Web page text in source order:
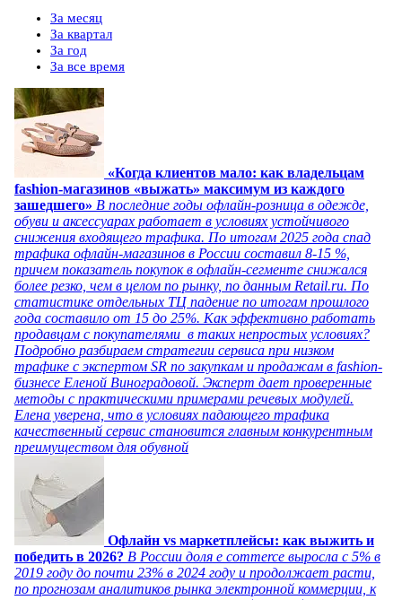
За месяц
За квартал
За год
За все время
«Когда клиентов мало: как владельцам
fashion-магазинов «выжать» максимум из каждого
зашедшего» В последние годы офлайн-розница в одежде,
обуви и аксессуарах работает в условиях устойчивого
снижения входящего трафика. По итогам 2025 года спад
трафика офлайн-магазинов в России составил 8-15 %,
причем показатель покупок в офлайн-сегменте снижался
более резко, чем в целом по рынку, по данным Retail.ru. По
статистике отдельных ТЦ падение по итогам прошлого
года составило от 15 до 25%. Как эффективно работать
продавцам с покупателями в таких непростых условиях?
Подробно разбираем стратегии сервиса при низком
трафике с экспертом SR по закупкам и продажам в fashion-
бизнесе Еленой Виноградовой. Эксперт дает проверенные
методы с практическими примерами речевых модулей.
Елена уверена, что в условиях падающего трафика
качественный сервис становится главным конкурентным
преимуществом для обувной
Офлайн vs маркетплейсы: как выжить и
победить в 2026? В России доля e commerce выросла с 5% в
2019 году до почти 23% в 2024 году и продолжает расти,
по прогнозам аналитиков рынка электронной коммерции, к